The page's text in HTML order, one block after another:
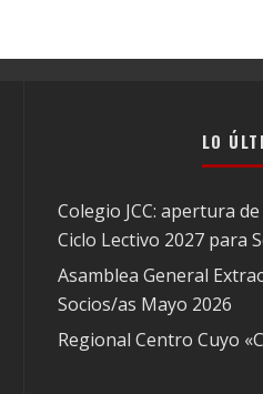
LO
Colegio JCC: apertura
Ciclo Lectivo 2027 para
Asamblea General
Socios/as Mayo 2026
Regional Centro Cuyo